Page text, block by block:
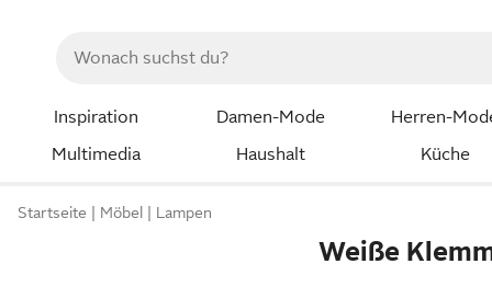
Inspiration Damen-Mode Herren-
Multimedia
Haushalt Küche
Startseite Möbel Lampen
Weiße